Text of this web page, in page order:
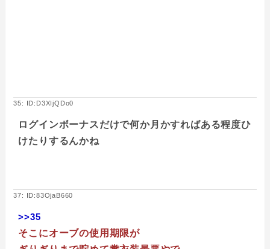
35: ID:D3XIjQDo0
ログインボーナスだけで何か月かすればある程度ひ
けたりするんかね
37: ID:83OjaB660
>>35
そこにオーブの使用期限が